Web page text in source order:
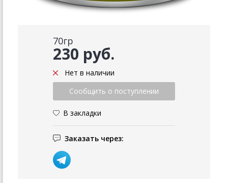
70гр
230 руб.
Нет в наличии
В закладки
Заказать через: